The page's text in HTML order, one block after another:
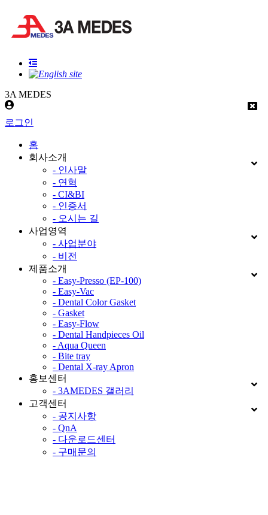
3A MEDES
로그인
홈
회사소개
- 인사말
- 연혁
- CI&BI
- 인증서
- 오시는 길
사업영역
- 사업분야
- 비전
제품소개
- Easy-Presso (EP-100)
- Easy-Vac
- Dental Color Gasket
- Gasket
- Easy-Flow
- Dental Handpieces Oil
- Aqua Queen
- Bite tray
- Dental X-ray Apron
홍보센터
- 3AMEDES 갤러리
고객센터
- 공지사항
- QnA
- 다운로드센터
- 구매문의